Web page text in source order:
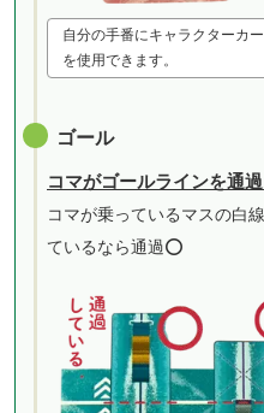
自分の手番にキャラクターカ
を使用できます。
ゴール
コマがゴールラインを通
コマが乗っているマスの白
ているなら通過⭕️